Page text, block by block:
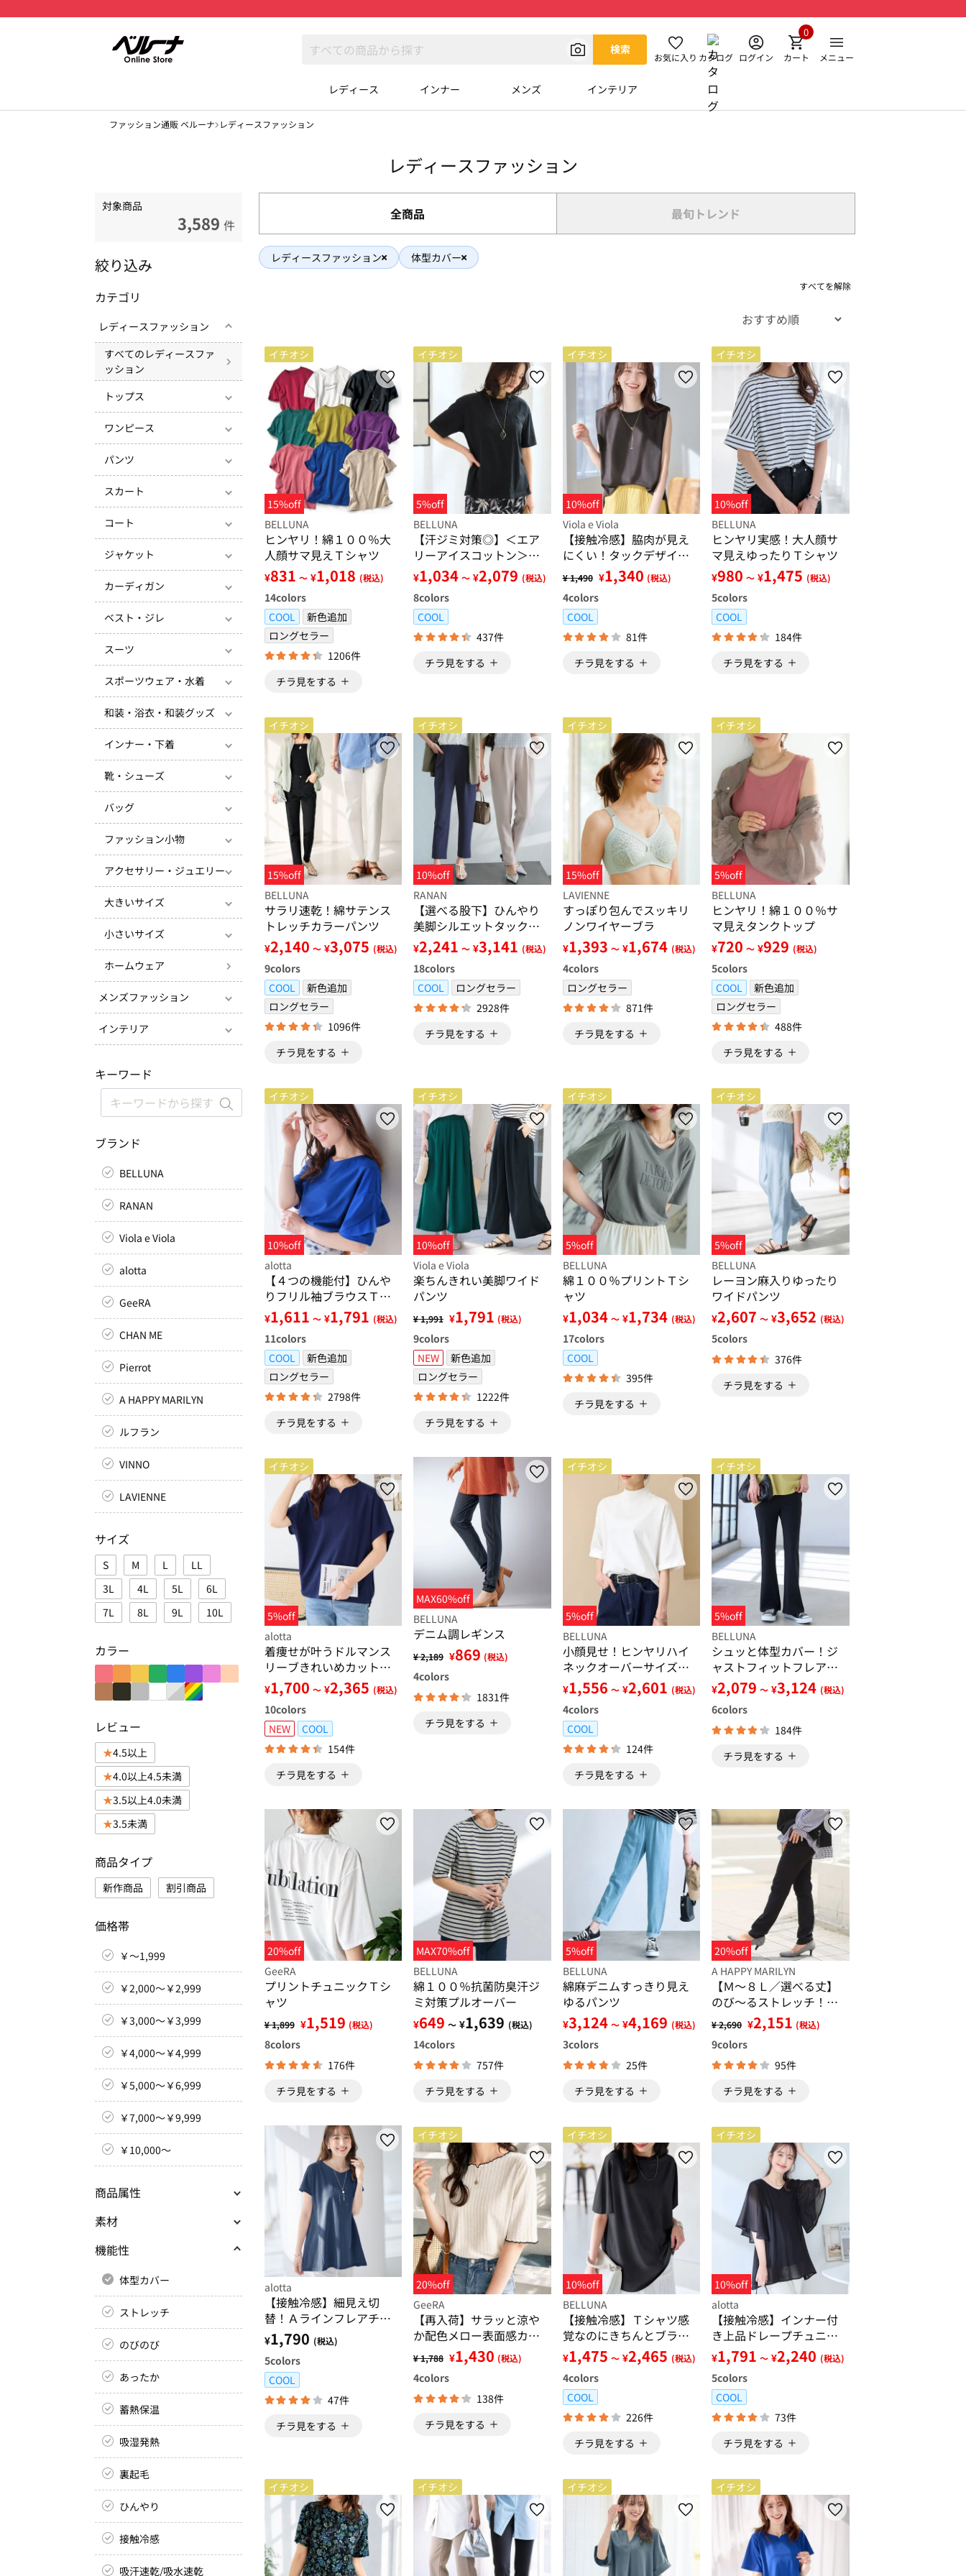
検索
お気に入り カタログ ログイン カート
0
メニュー
レディース インナー メンズ インテリア
ファッション通販 ベルーナ レディースファッション
レディースファッション
対象商品
3,589 件
絞り込み
カテゴリ
レディースファッション
すべてのレディースファ
ッション
トップス
ワンピース
パンツ
スカート
コート
ジャケット
カーディガン
ベスト・ジレ
スーツ
スポーツウェア・水着
和装・浴衣・和装グッズ
インナー・下着
靴・シューズ
バッグ
ファッション小物
アクセサリー・ジュエリー
大きいサイズ
小さいサイズ
ホームウェア
メンズファッション
インテリア
キーワード
ブランド
BELLUNA
RANAN
Viola e Viola
alotta
GeeRA
CHAN ME
Pierrot
A HAPPY MARILYN
ルフラン
VINNO
LAVIENNE
サイズ
S M L
LL
3L
4L 5L
6L
7L
8L 9L 10L
カラー
レビュー
4.5以上
4.0以上4.5未満
3.5以上4.0未満
3.5未満
商品タイプ
新作商品 割引商品
価格帯
￥～1,999
￥2,000～￥2,999
￥3,000～￥3,999
￥4,000～￥4,999
￥5,000～￥6,999
￥7,000～￥9,999
￥10,000～
商品属性
素材
機能性
体型カバー
ストレッチ
のびのび
あったか
蓄熱保温
吸湿発熱
裏起毛
ひんやり
接触冷感
吸汗速乾/吸水速乾
全商品 最旬トレンド
レディースファッション 体型カバー
すべてを解除
イチオシ
15%off
BELLUNA
ヒンヤリ！綿１００％大
人顔サマ見えＴシャツ
¥831 ～ ¥1,018 (税込)
14colors
COOL
新色追加
ロングセラー
1206件
チラ見をする
イチオシ
5%off
BELLUNA
【汗ジミ対策◎】＜エア
リーアイスコットン＞オ
ーバーサイズＴシャツ
【選べる袖丈】
¥1,034 ～ ¥2,079 (税込)
8colors
COOL
437件
チラ見をする
イチオシ
10%off
Viola e Viola
【接触冷感】脇肉が見え
にくい！タックデザイン
タンクトップ
¥ 1,490 ¥1,340 (税込)
4colors
COOL
81件
チラ見をする
イチオシ
10%off
BELLUNA
ヒンヤリ実感！大人顔サ
マ見えゆったりＴシャツ
¥980 ～ ¥1,475 (税込)
5colors
COOL
184件
チラ見をする
イチオシ
15%off
BELLUNA
サラリ速乾！綿サテンス
トレッチカラーパンツ
¥2,140 ～ ¥3,075 (税込)
9colors
COOL
新色追加
ロングセラー
1096件
チラ見をする
イチオシ
10%off
RANAN
【選べる股下】ひんやり
美脚シルエットタックパ
ンツ
¥2,241 ～ ¥3,141 (税込)
18colors
COOL
ロングセラー
2928件
チラ見をする
イチオシ
15%off
LAVIENNE
すっぽり包んでスッキリ
ノンワイヤーブラ
¥1,393 ～ ¥1,674 (税込)
4colors
ロングセラー
871件
チラ見をする
イチオシ
5%off
BELLUNA
ヒンヤリ！綿１００％サ
マ見えタンクトップ
¥720 ～ ¥929 (税込)
5colors
COOL
新色追加
ロングセラー
488件
チラ見をする
イチオシ
10%off
alotta
【４つの機能付】ひんや
りフリル袖ブラウスＴシ
ャツ
¥1,611 ～ ¥1,791 (税込)
11colors
COOL
新色追加
ロングセラー
2798件
チラ見をする
イチオシ
10%off
Viola e Viola
楽ちんきれい美脚ワイド
パンツ
¥ 1,991 ¥1,791 (税込)
9colors
NEW
新色追加
ロングセラー
1222件
チラ見をする
イチオシ
5%off
BELLUNA
綿１００％プリントＴシ
ャツ
¥1,034 ～ ¥1,734 (税込)
17colors
COOL
395件
チラ見をする
イチオシ
5%off
BELLUNA
レーヨン麻入りゆったり
ワイドパンツ
¥2,607 ～ ¥3,652 (税込)
5colors
376件
チラ見をする
イチオシ
5%off
alotta
着痩せが叶うドルマンス
リーブきれいめカットソ
ー
¥1,700 ～ ¥2,365 (税込)
10colors
NEW
COOL
154件
チラ見をする
MAX60%off
BELLUNA
デニム調レギンス
¥ 2,189 ¥869 (税込)
4colors
1831件
チラ見をする
イチオシ
5%off
BELLUNA
小顔見せ！ヒンヤリハイ
ネックオーバーサイズＴ
シャツ
¥1,556 ～ ¥2,601 (税込)
4colors
COOL
124件
チラ見をする
イチオシ
5%off
BELLUNA
シュッと体型カバー！ジ
ャストフィットフレアー
パンツ
¥2,079 ～ ¥3,124 (税込)
6colors
184件
チラ見をする
20%off
GeeRA
プリントチュニックＴシ
ャツ
¥ 1,899 ¥1,519 (税込)
8colors
176件
チラ見をする
MAX70%off
BELLUNA
綿１００％抗菌防臭汗ジ
ミ対策プルオーバー
¥649 ～ ¥1,639 (税込)
14colors
757件
チラ見をする
5%off
BELLUNA
綿麻デニムすっきり見え
ゆるパンツ
¥3,124 ～ ¥4,169 (税込)
3colors
25件
チラ見をする
20%off
A HAPPY MARILYN
【Ｍ～８Ｌ／選べる丈】
のび～るストレッチ！魔
法の美脚レギンスパンツ
¥ 2,690 ¥2,151 (税込)
9colors
95件
チラ見をする
alotta
【接触冷感】細見え切
替！Ａラインフレアチュ
ニックＴシャツ
¥1,790 (税込)
5colors
COOL
47件
チラ見をする
イチオシ
20%off
GeeRA
【再入荷】サラッと涼や
か配色メロー表面感カッ
トソー
¥ 1,788 ¥1,430 (税込)
4colors
138件
チラ見をする
イチオシ
10%off
BELLUNA
【接触冷感】Ｔシャツ感
覚なのにきちんとブラウ
ス見え！半袖プルオーバ
ー
¥1,475 ～ ¥2,465 (税込)
4colors
COOL
226件
チラ見をする
イチオシ
10%off
alotta
【接触冷感】インナー付
き上品ドレープチュニッ
ク
¥1,791 ～ ¥2,240 (税込)
5colors
COOL
73件
チラ見をする
イチオシ イチオシ イチオシ イチオシ